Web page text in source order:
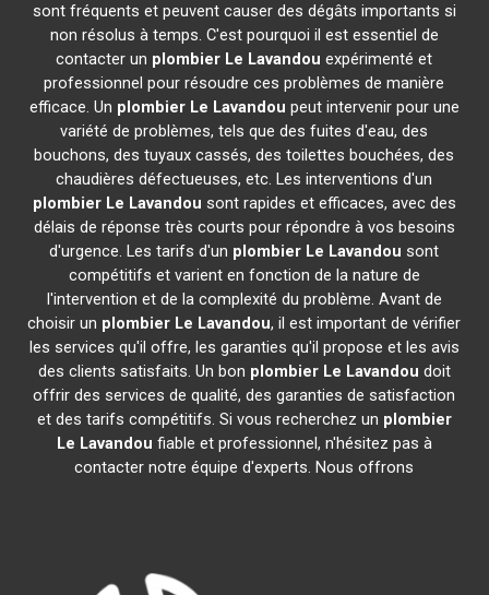
sont fréquents et peuvent causer des dégâts importants si
non résolus à temps. C'est pourquoi il est essentiel de
contacter un plombier Le Lavandou expérimenté et
professionnel pour résoudre ces problèmes de manière
efficace. Un plombier Le Lavandou peut intervenir pour une
variété de problèmes, tels que des fuites d'eau, des
bouchons, des tuyaux cassés, des toilettes bouchées, des
chaudières défectueuses, etc. Les interventions d'un
plombier Le Lavandou sont rapides et efficaces, avec des
délais de réponse très courts pour répondre à vos besoins
d'urgence. Les tarifs d'un plombier Le Lavandou sont
compétitifs et varient en fonction de la nature de
l'intervention et de la complexité du problème. Avant de
choisir un plombier Le Lavandou, il est important de vérifier
les services qu'il offre, les garanties qu'il propose et les avis
des clients satisfaits. Un bon plombier Le Lavandou doit
offrir des services de qualité, des garanties de satisfaction
et des tarifs compétitifs. Si vous recherchez un plombier
Le Lavandou fiable et professionnel, n'hésitez pas à
contacter notre équipe d'experts. Nous offrons